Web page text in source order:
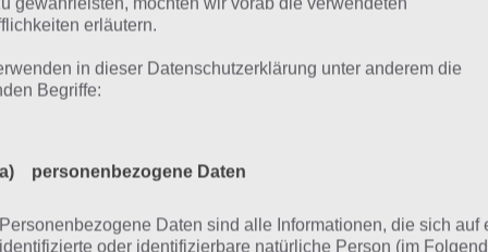
/ Nachteile von Paradise Island
liegen klar auf der Hand. Der Spielinhalt ist
und ständig neuen Updates (z.B.
weiteren großen Pluspunkt bekommt Paradise Island
zwingende Internetverbindung benötigt. Heißt,
solltest oder dein Datenvolumen im Monat
erläutern.
in dieser Datenschutzerklärung unter anderem die
Begriffe:
a) personenbezogene Daten
Personenbezogene Daten sind alle Informationen, die sich auf
identifizierte oder identifizierbare natürliche Person (im